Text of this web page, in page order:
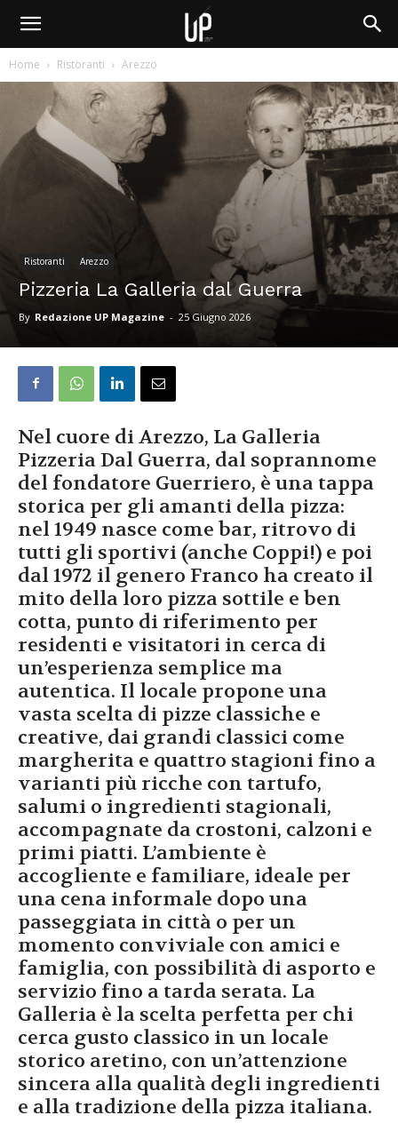
Home Ristoranti Arezzo
Ristoranti Arezzo
Pizzeria La Galleria dal Guerra
By Redazione UP Magazine - 25 Giugno 2026
Nel cuore di Arezzo, La Galleria
Pizzeria Dal Guerra, dal soprannome
del fondatore Guerriero, è una tappa
storica per gli amanti della pizza:
nel 1949 nasce come bar, ritrovo di
tutti gli sportivi (anche Coppi!) e poi
dal 1972 il genero Franco ha creato il
mito della loro pizza sottile e ben
cotta, punto di riferimento per
residenti e visitatori in cerca di
un’esperienza semplice ma
autentica. Il locale propone una
vasta scelta di pizze classiche e
creative, dai grandi classici come
margherita e quattro stagioni fino a
varianti più ricche con tartufo,
salumi o ingredienti stagionali,
accompagnate da crostoni, calzoni e
primi piatti. L’ambiente è
accogliente e familiare, ideale per
una cena informale dopo una
passeggiata in città o per un
momento conviviale con amici e
famiglia, con possibilità di asporto e
servizio fino a tarda serata. La
Galleria è la scelta perfetta per chi
cerca gusto classico in un locale
storico aretino, con un’attenzione
sincera alla qualità degli ingredienti
e alla tradizione della pizza italiana.